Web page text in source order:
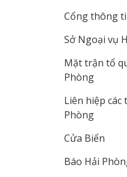
Cổng thông
Sở Ngoại vụ
Mặt trận tổ
Phòng
Liên hiệp
Phòng
Cửa Biển
Báo Hải